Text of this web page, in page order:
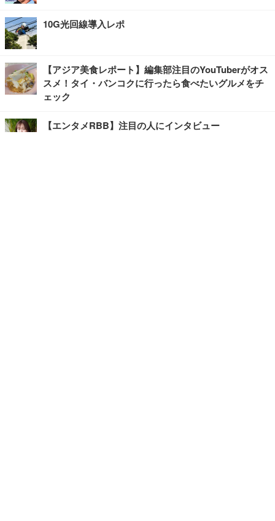
10G光回線導入レポ
【アジア美食レポート】編集部注目のYouTuberがオス
スメ！タイ・バンコクに行ったら食べたいグルメをチ
ェック
【エンタメRBB】注目の人にインタビュー